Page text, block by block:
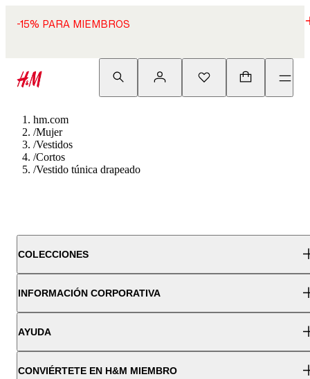
-15% PARA MIEMBROS
hm.com
/Mujer
/Vestidos
/Cortos
/Vestido túnica drapeado
COLECCIONES
INFORMACIÓN CORPORATIVA
AYUDA
CONVIÉRTETE EN H&M MIEMBRO